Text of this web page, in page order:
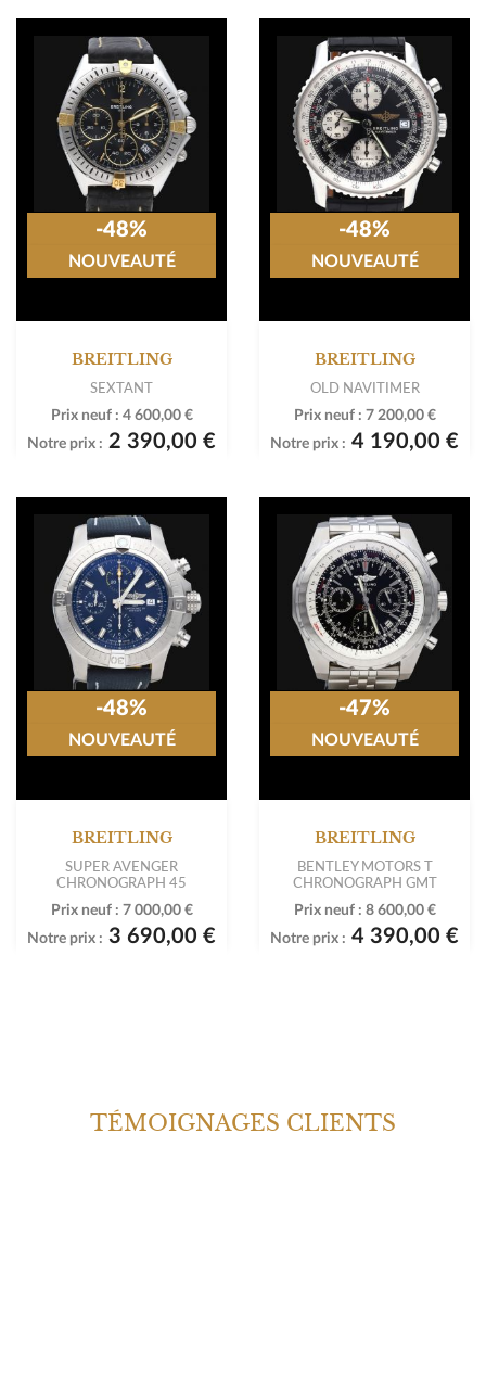
BREITLING
SEXTANT
Prix neuf : 4 600,00 €
Notre prix : 2 390,00 €
-48%
NOUVEAUTÉ
BREITLING
OLD NAVITIMER
Prix neuf : 7 200,00 €
Notre prix : 4 190,00 €
-48%
NOUVEAUTÉ
BREITLING
SUPER AVENGER
CHRONOGRAPH 45
Prix neuf : 7 000,00 €
Notre prix : 3 690,00 €
-48%
NOUVEAUTÉ
BREITLING
BENTLEY MOTORS T
CHRONOGRAPH GMT
Prix neuf : 8 600,00 €
Notre prix : 4 390,00 €
-47%
NOUVEAUTÉ
TÉMOIGNAGES CLIENTS